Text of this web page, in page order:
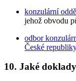
konzulární
jehož obvodu
odbor
České republiky
10. Jaké